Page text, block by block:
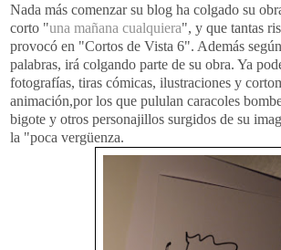
Nada más comenzar su blog ha colgado su
corto "una mañana cualquiera", y que tantas
provocó en "Cortos de Vista 6". Además
palabras, irá colgando parte de su obra. Ya
fotografías, tiras cómicas, ilustraciones y
animación,por los que pululan caracoles
bigote y otros personajillos surgidos de su
la "poca vergüenza.